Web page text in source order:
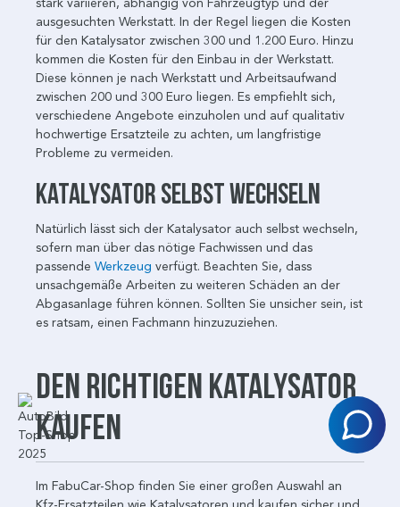
ausgesuchten Werkstatt. In der Regel liegen die Kosten
für den Katalysator zwischen 300 und 1.200 Euro. Hinzu
kommen die Kosten für den Einbau in der Werkstatt.
Diese können je nach Werkstatt und Arbeitsaufwand
zwischen 200 und 300 Euro liegen. Es empfiehlt sich,
verschiedene Angebote einzuholen und auf qualitativ
hochwertige Ersatzteile zu achten, um langfristige
Probleme zu vermeiden.
Katalysator selbst wechseln
Natürlich lässt sich der Katalysator auch selbst wechseln,
sofern man über das nötige Fachwissen und das
passende Werkzeug verfügt. Beachten Sie, dass
unsachgemäße Arbeiten zu weiteren Schäden an der
Abgasanlage führen können. Sollten Sie unsicher sein, ist
es ratsam, einen Fachmann hinzuzuziehen.
Den richtigen Katalysator
kaufen
Im FabuCar-Shop finden Sie einer großen Auswahl an